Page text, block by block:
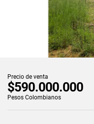
Precio de venta
$590.000.000
Pesos Colombianos